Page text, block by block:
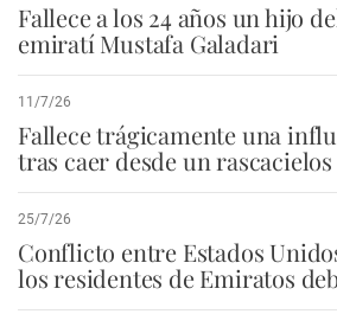
Fallece a los 24 años un hijo
emiratí Mustafa Galadari
11/7/26
Fallece trágicamente una
tras caer desde un
25/7/26
Conflicto entre Estados
los residentes de Emiratos